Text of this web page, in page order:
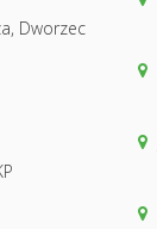
Dworzec